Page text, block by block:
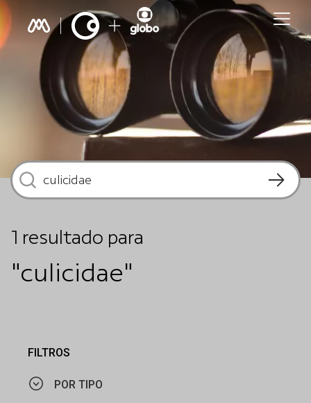
1 resultado para
"culicidae"
FILTROS
POR TIPO